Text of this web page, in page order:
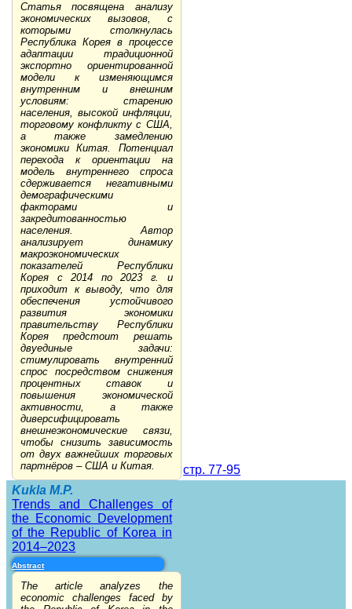
Статья посвящена анализу
экономических вызовов, с
которыми столкнулась
Республика Корея в процессе
адаптации традиционной
экспортно ориентированной
модели к изменяющимся
внутренним и внешним
условиям: старению
населения, высокой инфляции,
торговому конфликту с США,
а также замедлению
экономики Китая. Потенциал
перехода к ориентации на
модель внутреннего спроса
сдерживается негативными
демографическими
факторами и
закредитованностью
населения. Автор
анализирует динамику
макроэкономических
показателей Республики
Корея с 2014 по 2023 г. и
приходит к выводу, что для
обеспечения устойчивого
развития экономики
правительству Республики
Корея предстоит решать
двуединые задачи:
стимулировать внутренний
спрос посредством снижения
процентных ставок и
повышения экономической
активности, а также
диверсифицировать
внешнеэкономические связи,
чтобы снизить зависимость
от двух важнейших торговых
партнёров – США и Китая.
стр. 77-95
Kukla M.P.
Trends and Challenges of
the Economic Development
of the Republic of Korea in
2014–2023
Abstract
The article analyzes the
economic challenges faced by